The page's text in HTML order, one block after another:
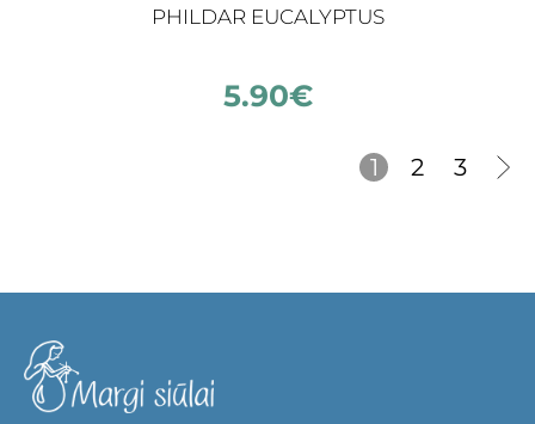
PHILDAR EUCALYPTUS
5.90€
1 2 3